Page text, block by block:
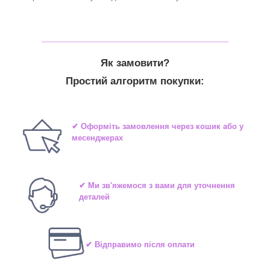
Як замовити?
Простий алгоритм покупки:
✔ Оформіть замовлення через кошик або у
месенджерах
✔ Ми зв'яжемося з вами для уточнення
деталей
✔ Відправимо після оплати